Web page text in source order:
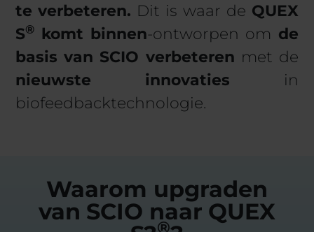
te verbeteren. Dit is waar de QUEX
S® komt binnen-ontworpen om de
basis van SCIO verbeteren met de
nieuwste innovaties in
biofeedbacktechnologie.
Waarom upgraden
van SCIO naar QUEX
®